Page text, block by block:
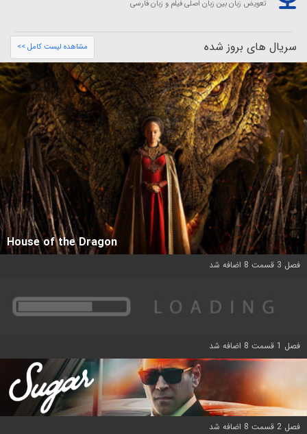
تعویض زبان بین زبان اصلی فیلم و زبان فارسی
سریال های بروز شده مشاهده لیست کامل >>
House of the Dragon
فصل 3 قسمت 8 اضافه شد
فصل 1 قسمت 8 اضافه شد
فصل 2 قسمت 8 اضافه شد